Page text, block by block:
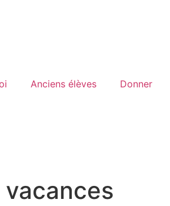
Anciens élèves Donner